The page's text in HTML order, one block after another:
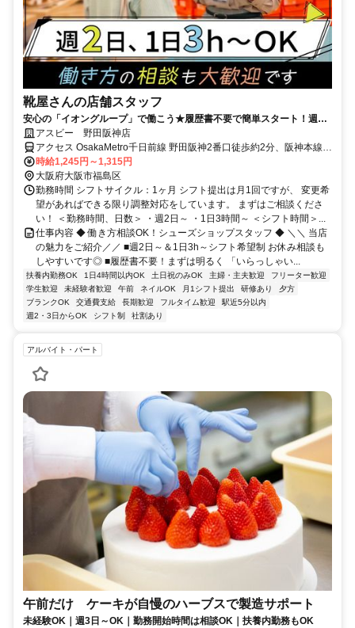
靴屋さんの店舗スタッフ
安心の「イオングループ」で働こう★履歴書不要で簡単スタート！週2
日～＆1日3h～ライフスタイルに合わせて無理なく勤務OK
アスビー 野田阪神店
アクセス OsakaMetro千日前線 野田阪神2番口徒歩約2分、阪神本線
野田（阪神線）徒歩約2分、ＪＲ東西線/ＪＲ片町線〔学研都市線〕 海
老江1号出口徒歩約3分 「野田阪神」駅スグ！
時給1,245円～1,315円
大阪府大阪市福島区
勤務時間 シフトサイクル：1ヶ月 シフト提出は月1回ですが、 変更希
望があればできる限り調整対応をしています。 まずはご相談くださ
い！ ＜勤務時間、日数＞ ・週2日～ ・1日3時間～ ＜シフト時間＞...
仕事内容 ◆ 働き方相談OK！シューズショップスタッフ ◆ ＼＼ 当店
の魅力をご紹介／／ ■週2日～＆1日3h～シフト希望制 お休み相談も
しやすいです◎ ■履歴書不要！まずは明るく 「いらっしゃい...
扶養内勤務OK 1日4時間以内OK 土日祝のみOK 主婦・主夫歓迎
フリーター歓迎
学生歓迎
未経験者歓迎 午前 ネイルOK 月1シフト提出 研修あり
夕方
ブランクOK
交通費支給 長期歓迎 フルタイム歓迎
駅近5分以内
週2・3日からOK
シフト制 社割あり
アルバイト・パート
午前だけ ケーキが自慢のハーブスで製造サポート
未経験OK｜週3日～OK｜勤務開始時間は相談OK｜扶養内勤務もOK